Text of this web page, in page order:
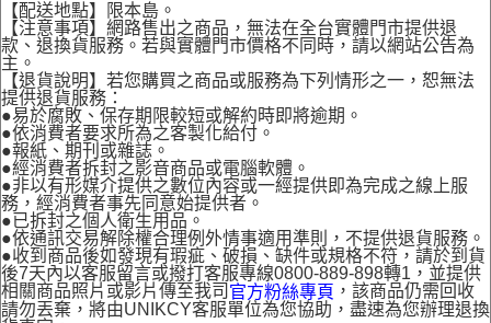
【配送地點】限本島。
【注意事項】網路售出之商品，無法在全台實體門市提供退
款、退換貨服務。若與實體門市價格不同時，請以網站公告為
主。
【退貨說明】若您購買之商品或服務為下列情形之一，恕無法
提供退貨服務：
●易於腐敗、保存期限較短或解約時即將逾期。
●依消費者要求所為之客製化給付。
●報紙、期刊或雜誌。
●經消費者拆封之影音商品或電腦軟體。
●非以有形媒介提供之數位內容或一經提供即為完成之線上服
務，經消費者事先同意始提供者。
●已拆封之個人衛生用品。
●依通訊交易解除權合理例外情事適用準則，不提供退貨服務。
●收到商品後如發現有瑕疵、破損、缺件或規格不符，請於到貨
後7天內以客服留言或撥打客服專線0800-889-898轉1，並提供
相關商品照片或影片傳至我司 官方粉絲專頁 ，該商品仍需回收
請勿丟棄，將由UNIKCY客服單位為您協助，盡速為您辦理退換